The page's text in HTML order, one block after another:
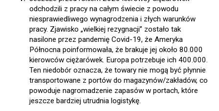
odchodzili z pracy na całym świecie z powodu
niesprawiedliwego wynagrodzenia i złych warunków
pracy. Zjawisko „wielkiej rezygnacji” zostało tak
nasilone przez pandemię Covid-19, że Ameryka
Północna poinformowała, że brakuje jej około 80.000
kierowców ciężarówek. Europa potrzebuje ich 400.000.
Ten niedobór oznacza, że towary nie mogą być płynnie
transportowane z portów do magazynów/zakładów, co
powoduje nagromadzenie zapasów w portach, które
jeszcze bardziej utrudnia logistykę.